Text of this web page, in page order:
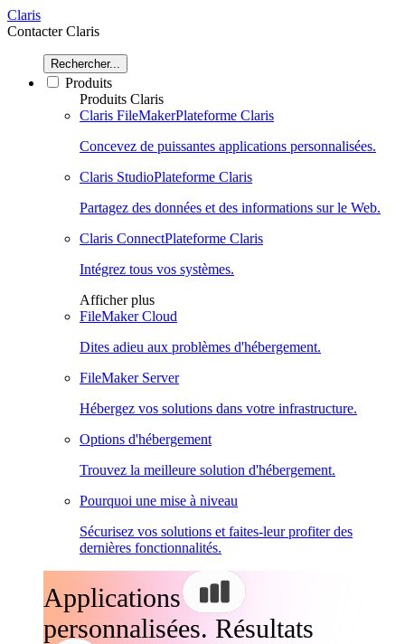
Claris
Contacter Claris
Rechercher...
Produits
Produits Claris
Claris FileMakerPlateforme Claris
Concevez de puissantes applications personnalisées.
Claris StudioPlateforme Claris
Partagez des données et des informations sur le Web.
Claris ConnectPlateforme Claris
Intégrez tous vos systèmes.
Afficher plus
FileMaker Cloud
Dites adieu aux problèmes d'hébergement.
FileMaker Server
Hébergez vos solutions dans votre infrastructure.
Options d'hébergement
Trouvez la meilleure solution d'hébergement.
Pourquoi une mise à niveau
Sécurisez vos solutions et faites-leur profiter des
dernières fonctionnalités.
Applications
personnalisées. Résultats